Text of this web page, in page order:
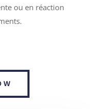
ou en réaction